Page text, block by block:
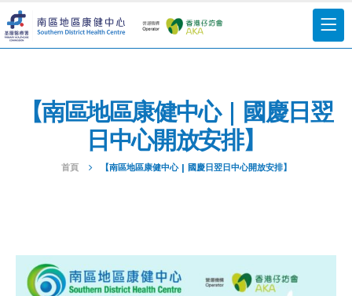
【南區地區康健中心 | 國慶日翌
日中心開放安排】
首頁 【南區地區康健中心 | 國慶日翌日中心開放安排】